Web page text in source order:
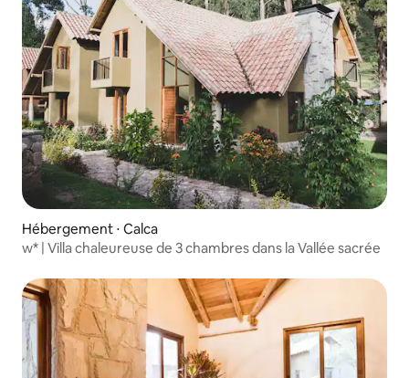
Hébergement ⋅ Calca
w* | Villa chaleureuse de 3 chambres dans la Vallée sacrée